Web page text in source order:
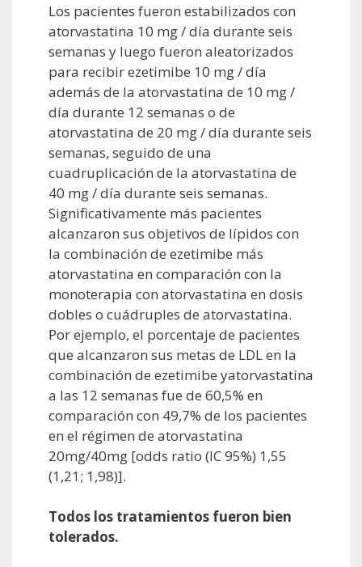
Los pacientes fueron estabilizados con
atorvastatina 10 mg / día durante seis
semanas y luego fueron aleatorizados
para recibir ezetimibe 10 mg / día
además de la atorvastatina de 10 mg /
día durante 12 semanas o de
atorvastatina de 20 mg / día durante seis
semanas, seguido de una
cuadruplicación de la atorvastatina de
40 mg / día durante seis semanas.
Significativamente más pacientes
alcanzaron sus objetivos de lípidos con
la combinación de ezetimibe más
atorvastatina en comparación con la
monoterapia con atorvastatina en dosis
dobles o cuádruples de atorvastatina.
Por ejemplo, el porcentaje de pacientes
que alcanzaron sus metas de LDL en la
combinación de ezetimibe yatorvastatina
a las 12 semanas fue de 60,5% en
comparación con 49,7% de los pacientes
en el régimen de atorvastatina
20mg/40mg [odds ratio (IC 95%) 1,55
(1,21; 1,98)].
Todos los tratamientos fueron bien
tolerados.